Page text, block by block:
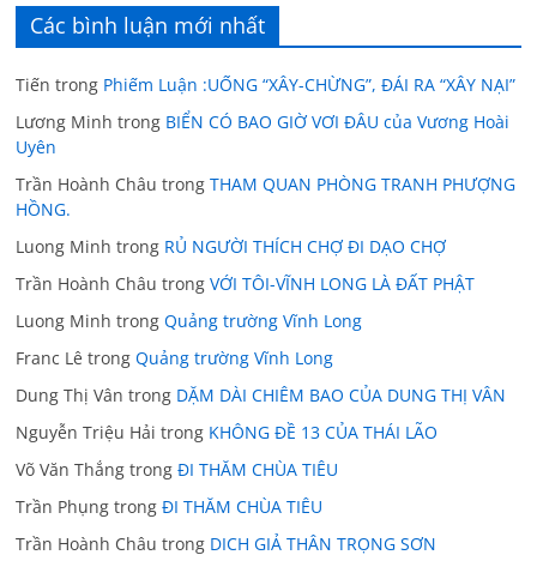
Các bình luận mới nhất
Tiến trong Phiếm Luận :UỐNG “XÂY-CHỪNG”, ĐÁI RA “XÂY NẠI”
Lương Minh trong BIỂN CÓ BAO GIỜ VƠI ĐÂU của Vương Hoài
Uyên
Trần Hoành Châu trongTHAM QUAN PHÒNG TRANH PHƯỢNG
HỒNG.
Luong Minh trong RỦ NGƯỜI THÍCH CHỢ ĐI DẠO CHỢ
Trần Hoành Châu trongVỚI TÔI-VĨNH LONG LÀ ĐẤT PHẬT
Luong Minh trongQuảng trường Vĩnh Long
Franc Lê trongQuảng trường Vĩnh Long
Dung Thị Vân trong DẶM DÀI CHIÊM BAO CỦA DUNG THỊ VÂN
Nguyễn Triệu Hải trong KHÔNG ĐỀ 13 CỦA THÁI LÃO
Võ Văn Thắng trongĐI THĂM CHÙA TIÊU
Trần Phụng trongĐI THĂM CHÙA TIÊU
Trần Hoành Châu trong DICH GIẢ THÂN TRỌNG SƠN